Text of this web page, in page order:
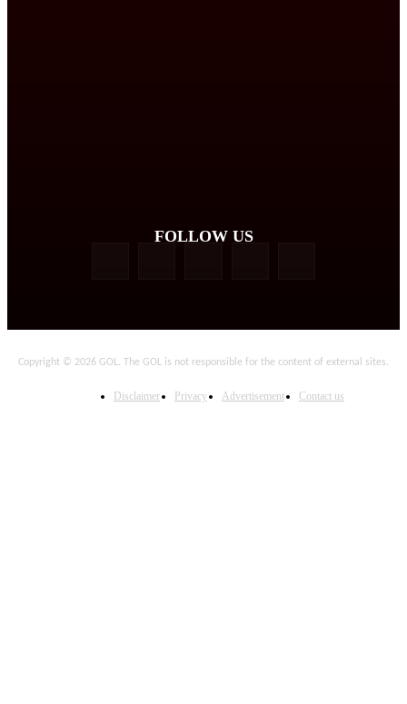
FOLLOW US
Copyright © 2026 GOL. The GOL is not responsible for the content of external sites.
Disclaimer Privacy Advertisement Contact us